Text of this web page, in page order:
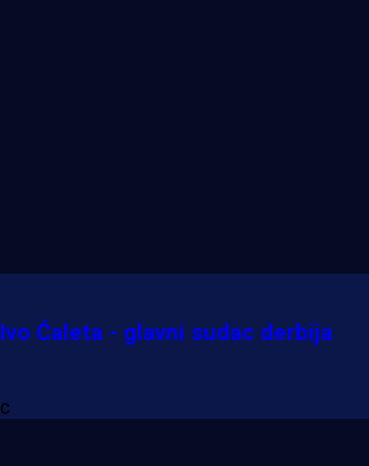
Ivo Ćaleta - glavni sudac derbija